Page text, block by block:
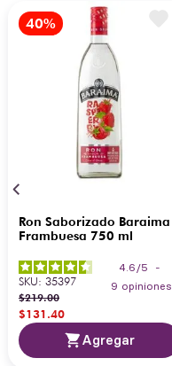
Ron Saborizado Baraima
Frambuesa 750 ml
4.6 /5
-
9 opiniones
SKU: 35397
$219.00
$131.40
Agregar